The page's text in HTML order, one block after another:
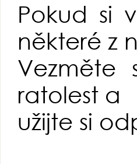
Pokud si
některé z
Vezměte
ratolest a
užijte si